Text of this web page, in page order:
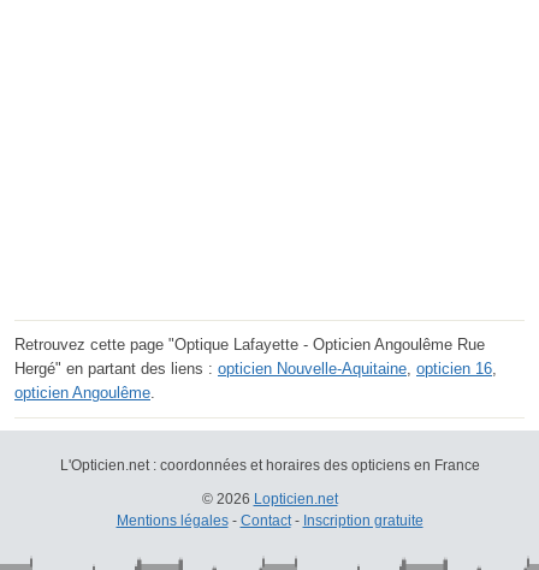
Retrouvez cette page "Optique Lafayette - Opticien Angoulême Rue
Hergé" en partant des liens : opticien Nouvelle-Aquitaine opticien 16
opticien Angoulême
L'Opticien.net : coordonnées et horaires des opticiens en France
© 2026 Lopticien.net
Mentions légales- Contact- Inscription gratuite